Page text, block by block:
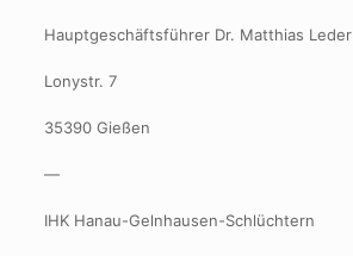
Hauptgeschäftsführer Dr. Matthias Leder
Lonystr. 7
35390 Gießen
—
IHK Hanau-Gelnhausen-Schlüchtern